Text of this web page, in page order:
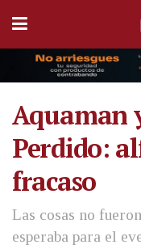
Aquaman
Perdido:
fracaso
Las cosas no
esperaba para el